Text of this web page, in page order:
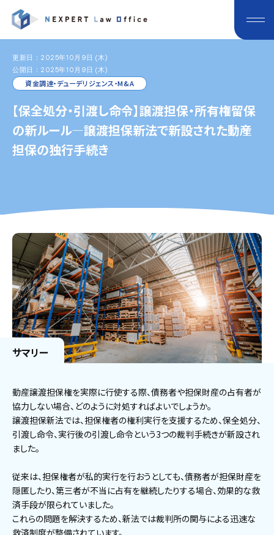
更新日：2025年10月9日 (木)
公開日：2025年10月9日 (木)
資金調達・デューデリジェンス・M&A
【保全処分・引渡し命令】譲渡担保・所有権留保
の新ルール―譲渡担保新法で新設された動産
担保の独行手続き
サマリー
動産譲渡担保権を実際に行使する際、債務者や担保財産の占有者が
協力しない場合、どのように対処すればよいでしょうか。
譲渡担保新法では、担保権者の権利実行を支援するため、保全処分、
引渡し命令、実行後の引渡し命令という3つの裁判手続きが新設され
ました。
従来は、担保権者が私的実行を行おうとしても、債務者が担保財産を
隠匿したり、第三者が不当に占有を継続したりする場合、効果的な救
済手段が限られていました。
これらの問題を解決するため、新法では裁判所の関与による迅速な
救済制度が整備されています。